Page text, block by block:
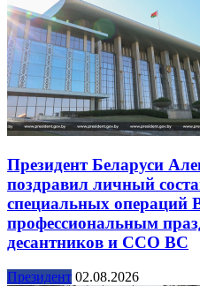
Президент Беларуси
поздравил личный
специальных операций
профессиональным
десантников и ССО ВС
Президент 02.08.2026